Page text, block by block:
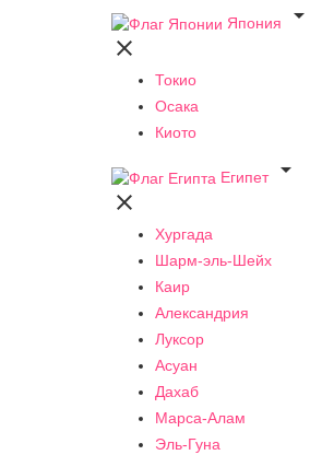
Япония


Токио
Осака
Киото
Египет


Хургада
Шарм-эль-Шейх
Каир
Александрия
Луксор
Асуан
Дахаб
Марса-Алам
Эль-Гуна